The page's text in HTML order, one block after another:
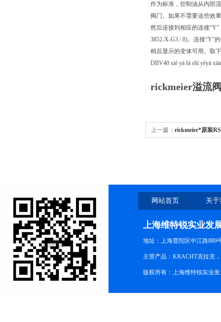
作为标准，控制油从内部
阀门。如果不需要这些效
然后连接到相应的连接
3852-X-G3 / 8)。连接“Y"
稍后显示的变体可用。取
DBV40 xiè yā fá shì yèyā
rickmeier溢流
上一篇： rickmeier*原装
网站首页 关
上海维特锐实业发
地址：上海普陀区中江路889
主营产品：KRACHT克拉克
版权所有：上海维特锐实业